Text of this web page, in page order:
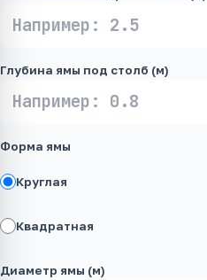
Глубина ямы под столб (м)
Форма ямы
Круглая
Квадратная
Диаметр ямы (м)